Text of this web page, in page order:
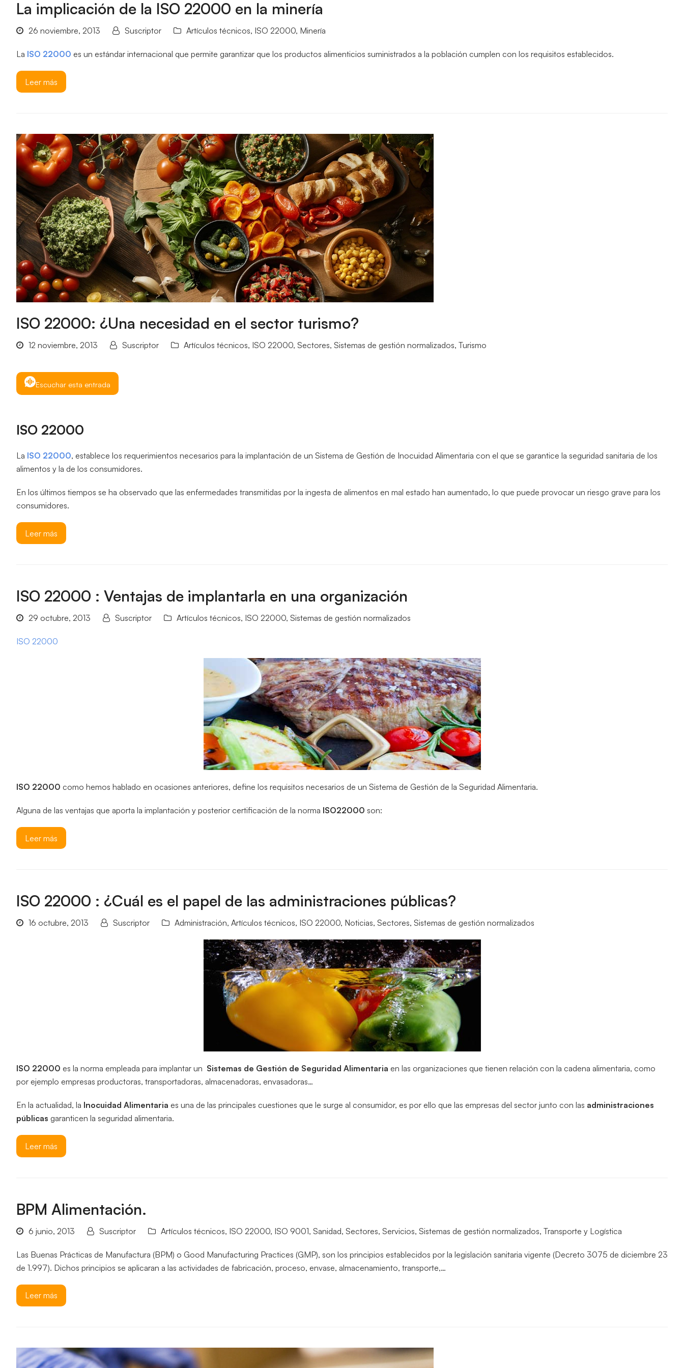
La implicación de la ISO 22000 en la minería
26 noviembre, 2013 Suscriptor Artículos técnicos, ISO 22000, Minería
La ISO 22000 es un estándar internacional que permite garantizar que los productos alimenticios suministrados a la población cumplen con los requisitos establecidos.
Leer más
ISO 22000: ¿Una necesidad en el sector turismo?
12 noviembre, 2013 Suscriptor Artículos técnicos, ISO 22000, Sectores, Sistemas de gestión normalizados, Turismo
Escuchar esta entrada
ISO 22000
La ISO 22000, establece los requerimientos necesarios para la implantación de un Sistema de Gestión de Inocuidad Alimentaria con el que se garantice la seguridad sanitaria de los
alimentos y la de los consumidores.
En los últimos tiempos se ha observado que las enfermedades transmitidas por la ingesta de alimentos en mal estado han aumentado, lo que puede provocar un riesgo grave para los
consumidores.
Leer más
ISO 22000 : Ventajas de implantarla en una organización
29 octubre, 2013 Suscriptor Artículos técnicos, ISO 22000, Sistemas de gestión normalizados
ISO 22000
ISO 22000 como hemos hablado en ocasiones anteriores, define los requisitos necesarios de un Sistema de Gestión de la Seguridad Alimentaria.
Alguna de las ventajas que aporta la implantación y posterior certificación de la norma ISO22000 son:
Leer más
ISO 22000 : ¿Cuál es el papel de las administraciones públicas?
16 octubre, 2013 Suscriptor Administración, Artículos técnicos, ISO 22000, Noticias, Sectores, Sistemas de gestión normalizados
ISO 22000 es la norma empleada para implantar un Sistemas de Gestión de Seguridad Alimentaria en las organizaciones que tienen relación con la cadena alimentaria, como
por ejemplo empresas productoras, transportadoras, almacenadoras, envasadoras…
En la actualidad, la Inocuidad Alimentaria es una de las principales cuestiones que le surge al consumidor, es por ello que las empresas del sector junto con las administraciones
públicas garanticen la seguridad alimentaria.
Leer más
BPM Alimentación.
6 junio, 2013 Suscriptor Artículos técnicos, ISO 22000, ISO 9001, Sanidad, Sectores, Servicios, Sistemas de gestión normalizados, Transporte y Logística
Las Buenas Prácticas de Manufactura (BPM) o Good Manufacturing Practices (GMP), son los principios establecidos por la legislación sanitaria vigente (Decreto 3075 de diciembre 23
de 1.997). Dichos principios se aplicaran a las actividades de fabricación, proceso, envase, almacenamiento, transporte,…
Leer más